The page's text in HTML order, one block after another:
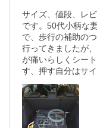
また外出する気に
サイズ、値段、レ
です。50代小柄な
で、歩行の補助の
行ってきましたが
が痛いらしくシー
す、押す自分はサ
回りは使いやすく
面クッションがう
動しています。以
りて使用していま